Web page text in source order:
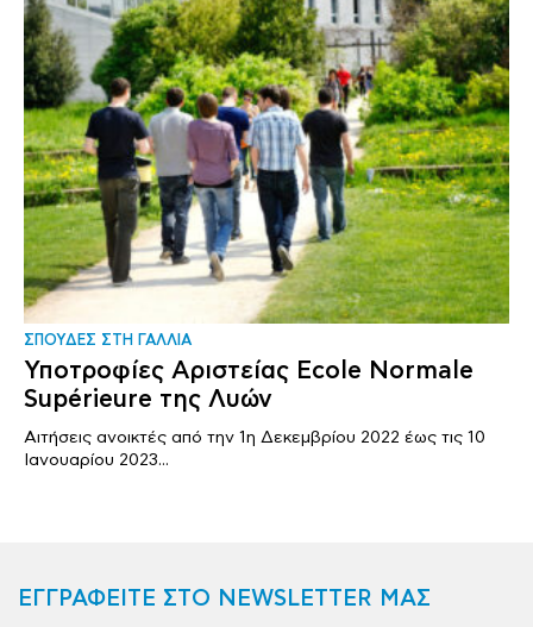
ΣΠΟΥΔΕΣ ΣΤΗ ΓΑΛΛΙΑ
Υποτροφίες Αριστείας Ecole Normale
Supérieure της Λυών
Αιτήσεις ανοικτές από την 1η Δεκεμβρίου 2022 έως τις 10
Ιανουαρίου 2023...
ΕΓΓΡΑΦΕΙΤΕ ΣΤΟ NEWSLETTER ΜΑΣ